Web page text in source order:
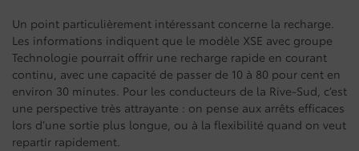
Un point particulièrement intéressant concerne la recharge.
Les informations indiquent que le modèle XSE avec groupe
Technologie pourrait offrir une recharge rapide en courant
continu, avec une capacité de passer de 10 à 80 pour cent en
environ 30 minutes. Pour les conducteurs de la Rive-Sud, c’est
une perspective très attrayante : on pense aux arrêts efficaces
lors d’une sortie plus longue, ou à la flexibilité quand on veut
repartir rapidement.